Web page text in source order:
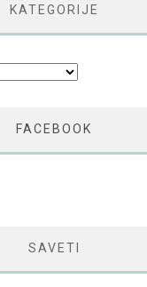
KATEGORIJE
FACEBOOK
SAVETI